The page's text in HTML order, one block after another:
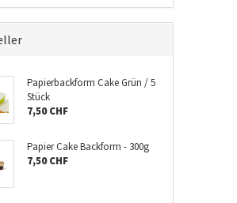
Papierbackform Cake Grün / 5
Stück
7,50 CHF
Papier Cake Backform - 300g
7,50 CHF